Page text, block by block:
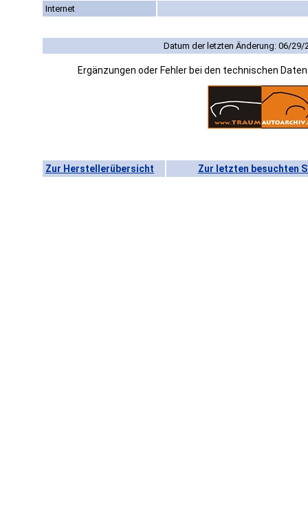
Internet
Datum der letzten Änderung: 06/29/
Ergänzungen oder Fehler bei den technischen
Zur Herstellerübersicht Zur letzten besuchten